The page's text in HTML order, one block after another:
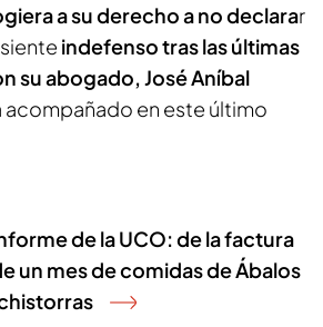
a su derecho a no declarar
indefenso tras las últimas
su abogado, José Aníbal
acompañado en este último
de la UCO: de la factura
un mes de comidas de Ábalos